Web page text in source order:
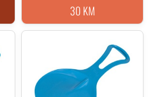
30 KM